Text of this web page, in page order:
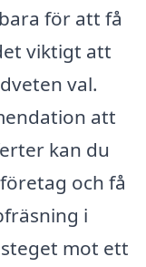
för att få
viktigt att
val.
att
kan du
och få
i
mot ett